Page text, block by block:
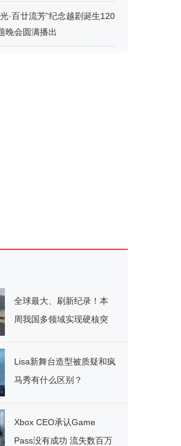
·百廿流芳”纪念越剧诞生120
晚会圆满播出
全球最大、刷新纪录！本
周我国多领域实现硬核突
Lisa新舞台造型被质疑和疯
马秀有什么区别？
Xbox CEO承认Game
Pass没有成功 流失数百万